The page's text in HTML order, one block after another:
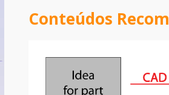
Conteúdos